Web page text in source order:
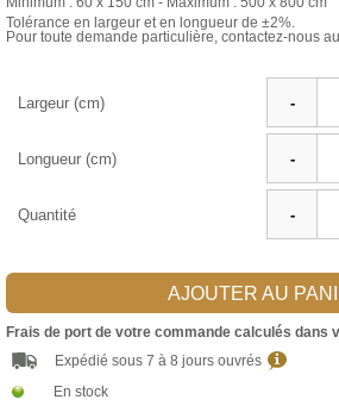
Tolérance en largeur et en longueur de ±2%.
Pour toute demande particulière, contactez-nous
Largeur (cm) -
Longueur (cm) -
Quantité -
AJOUTER AU
Frais de port de votre commande calculés dans
Expédié sous 7 à 8 jours ouvrés
En stock